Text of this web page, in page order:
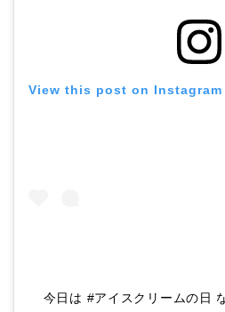
View this post on Instagram
ㅤㅤㅤㅤㅤㅤㅤㅤㅤㅤㅤ 今日は #アイスク